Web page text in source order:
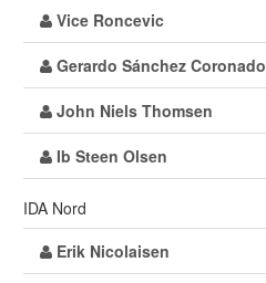
Vice Roncevic
Gerardo Sánchez Coronado
John Niels Thomsen
Ib Steen Olsen
IDA Nord
Erik Nicolaisen